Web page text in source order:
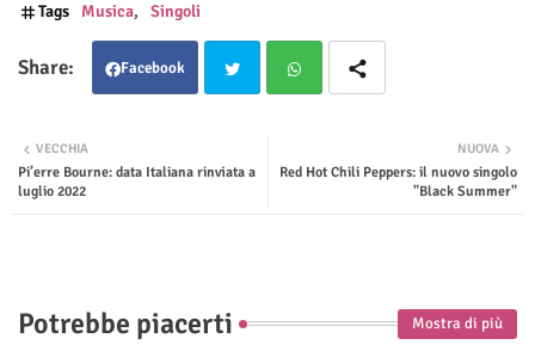
Tags Musica Singoli
Facebook
ter tsap
NUOVA
Red Hot Chili Peppers: il nuovo singolo
"Black Summer"
VECCHIA
Pi’erre Bourne: data Italiana rinviata a
luglio 2022
Potrebbe piacerti Mostra di più